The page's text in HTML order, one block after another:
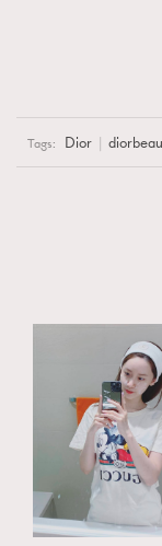
Tags: Dior